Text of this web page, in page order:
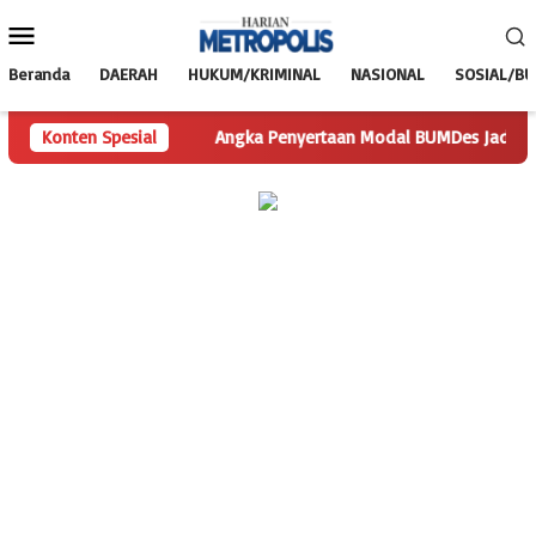
ke
Mobile
Beranda DAERAH HUKUM/KRIMINAL NASIONAL SOSIAL/
Konten SpesialAngka Penyertaan Modal BUMDes Jadi Tanda